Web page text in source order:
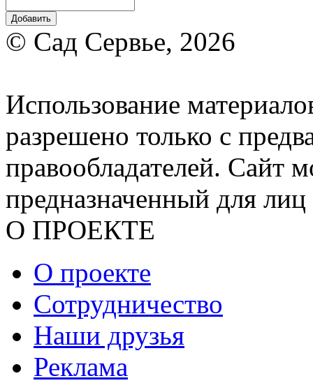
© Сад Сервье, 2026
Использование
разрешено только с
правообладателей. Сайт
предназначенный для
О ПРОЕКТЕ
О проекте
Сотрудничество
Наши друзья
Реклама